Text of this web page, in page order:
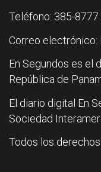
Teléfono: 385-
Correo electrónico:
En Segundos es el
República de
El diario digital En
Sociedad
Todos los